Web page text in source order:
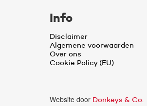
Info
Disclaimer
Algemene voorwaarden
Over ons
Cookie Policy (EU)
Website door Donkeys & Co.